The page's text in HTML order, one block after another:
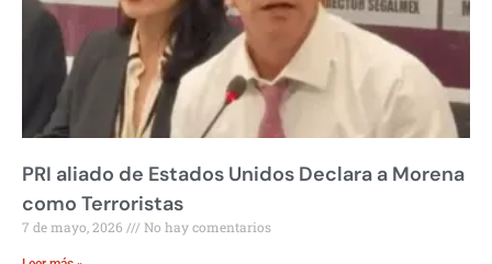
PRI aliado de Estados Unidos Declara a Morena
como Terroristas
7 de mayo, 2026 No hay comentarios